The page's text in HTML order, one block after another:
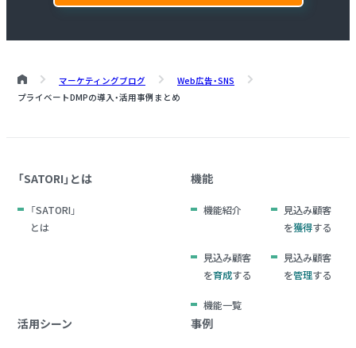
マーケティングブログ
Web広告・SNS
プライベートDMPの導入・活用事例まとめ
「SATORI」とは
「SATORI」
とは
機能
機能紹介
見込み顧客
を獲得する
見込み顧客
を育成する
見込み顧客
を管理する
機能一覧
活用シーン 事例